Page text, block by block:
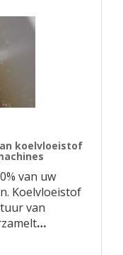
koelvloeistof
van uw
Koelvloeistof
van
…